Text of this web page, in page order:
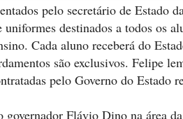
pelo secretário de Estado
destinados a todos os
Cada aluno receberá do
são exclusivos. Felipe
pelo Governo do Estado
Flávio Dino na área